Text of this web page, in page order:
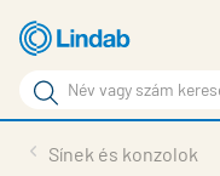
tartalomhoz
Keresési
kifejezés
Oldalak
keresése
Sínek és konzolok